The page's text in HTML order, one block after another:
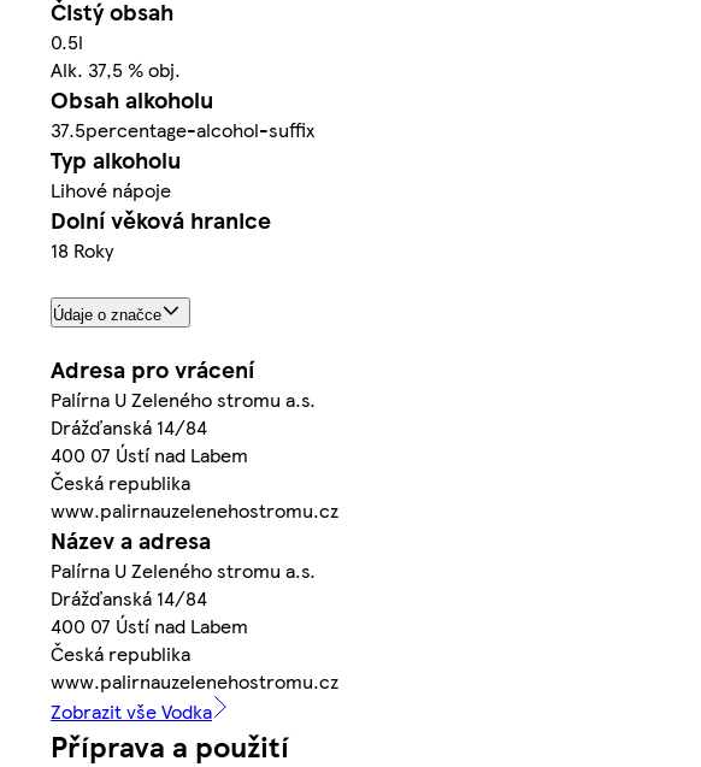
Čistý obsah
0.5l
Alk. 37,5 % obj.
Obsah alkoholu
37.5percentage-alcohol-suffix
Typ alkoholu
Lihové nápoje
Dolní věková hranice
18 Roky
Údaje o značce
Adresa pro vrácení
Palírna U Zeleného stromu a.s.
Drážďanská 14/84
400 07 Ústí nad Labem
Česká republika
www.palirnauzelenehostromu.cz
Název a adresa
Palírna U Zeleného stromu a.s.
Drážďanská 14/84
400 07 Ústí nad Labem
Česká republika
www.palirnauzelenehostromu.cz
Zobrazit vše Vodka
Příprava a použití